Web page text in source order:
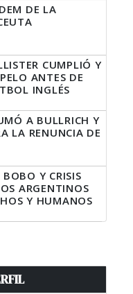
LO QUE
DE LA
CUMPLIÓ Y
ANTES DE
INGLÉS
A BULLRICH Y
LA RENUNCIA DE
Y CRISIS
ARGENTINOS
Y HUMANOS